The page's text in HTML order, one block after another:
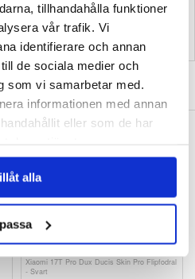
tillhandahålla funktioner
vår trafik. Vi
identifierare och annan
de sociala medier och
som vi samarbetar med.
informationen med annan
eller som de har
alla
Xiaomi 17T Pro Dux Ducis Skin Pro Flipfodral
- Svart